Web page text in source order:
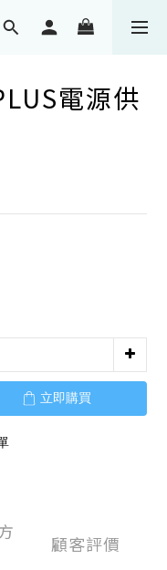
電源供
立即購買
顧客評價